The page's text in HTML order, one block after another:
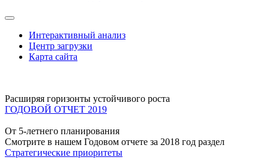
Интерактивный анализ
Центр загрузки
Карта сайта
Расширяя горизонты устойчивого роста
ГОДОВОЙ ОТЧЕТ 2019
От 5-летнего планирования
Смотрите в нашем Годовом отчете за 2018 год раздел
Стратегические приоритеты